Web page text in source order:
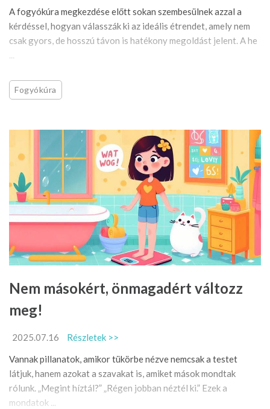
A fogyókúra megkezdése előtt sokan szembesülnek azzal a
kérdéssel, hogyan válasszák ki az ideális étrendet, amely nem
csak gyors, de hosszú távon is hatékony megoldást jelent. A he
...
Fogyókúra
Nem másokért, önmagadért változz
meg!
2025.07.16
Részletek >>
Vannak pillanatok, amikor tükörbe nézve nemcsak a testet
látjuk, hanem azokat a szavakat is, amiket mások mondtak
rólunk. „Megint híztál?” „Régen jobban néztél ki.” Ezek a
mondatok ...